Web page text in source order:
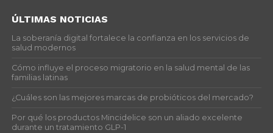
ÚLTIMAS NOTICIAS
La soberanía digital fortalece la confianza en los servicios de
salud modernos
Cómo influye el proceso migratorio en la salud mental de las
familias latinas
¿Cuáles son las mejores marcas de probióticos del mercado?
Por qué los productos Mincidelice son un aliado excelente
durante un tratamiento GLP-1